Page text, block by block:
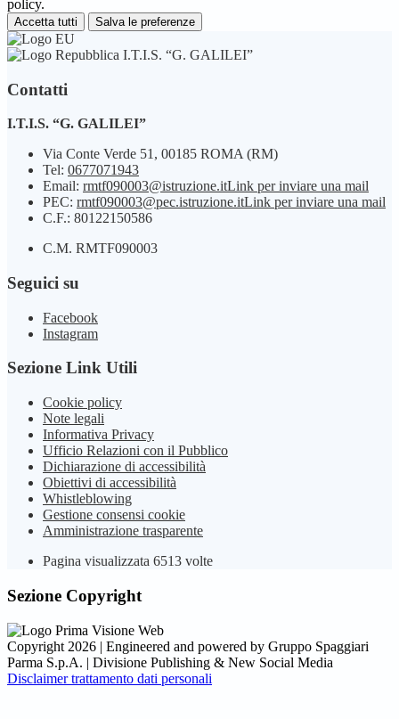
policy.
Accetta tutti Salva le preferenze
I.T.I.S. “G. GALILEI”
Contatti
I.T.I.S. “G. GALILEI”
Via Conte Verde 51, 00185 ROMA (RM)
Tel: 0677071943
Email: rmtf090003@istruzione.itLink per inviare una mail
PEC: rmtf090003@pec.istruzione.itLink per inviare una mail
C.F.: 80122150586
C.M. RMTF090003
Seguici su
Facebook
Instagram
Sezione Link Utili
Cookie policy
Note legali
Informativa Privacy
Ufficio Relazioni con il Pubblico
Dichiarazione di accessibilità
Obiettivi di accessibilità
Whistleblowing
Gestione consensi cookie
Amministrazione trasparente
Pagina visualizzata 6513 volte
Sezione Copyright
Copyright 2026 | Engineered and powered by Gruppo Spaggiari
Parma S.p.A. | Divisione Publishing & New Social Media
Disclaimer trattamento dati personali